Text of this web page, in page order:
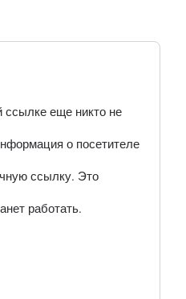
ссылке еще никто не
о посетителе
ссылку. Это
работать.